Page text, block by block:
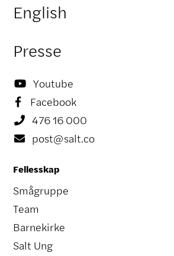
English
Presse
 Youtube
 Facebook
 476 16 000
 post@salt.co
Fellesskap
Smågruppe
Team
Barnekirke
Salt Ung